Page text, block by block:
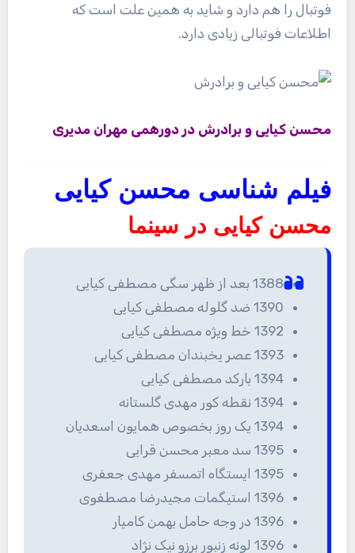
فوتبال را هم دارد و شاید به همین علت است که
اطلاعات فوتبالی زیادی دارد.
محسن کیایی و برادرش در دورهمی مهران مدیری
فیلم شناسی محسن کیایی
محسن کیایی در سینما
1388 بعد از ظهر سگی مصطفی کیایی
1390 ضد گلوله مصطفی کیایی
1392 خط ویژه مصطفی کیایی
1393 عصر یخبندان مصطفی کیایی
1394 بارکد مصطفی کیایی
1394 نقطه کور مهدی گلستانه
1394 یک روز بخصوص همایون اسعدیان
1395 سد معبر محسن قرایی
1395 ایستگاه اتمسفر مهدی جعفری
1396 استیگمات مجیدرضا مصطفوی
1396 در وجه حامل بهمن کامیار
1396 لونه زنبور برزو نیک نژاد